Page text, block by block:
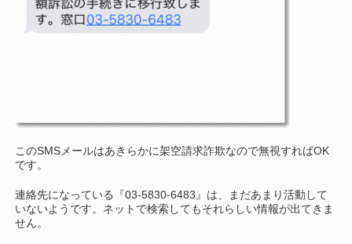
このSMSメールはあきらかに架空請求詐欺なので無視すればOK
です。
連絡先になっている『03-5830-6483』は、まだあまり活動して
いないようです。ネットで検索してもそれらしい情報が出てきま
せん。